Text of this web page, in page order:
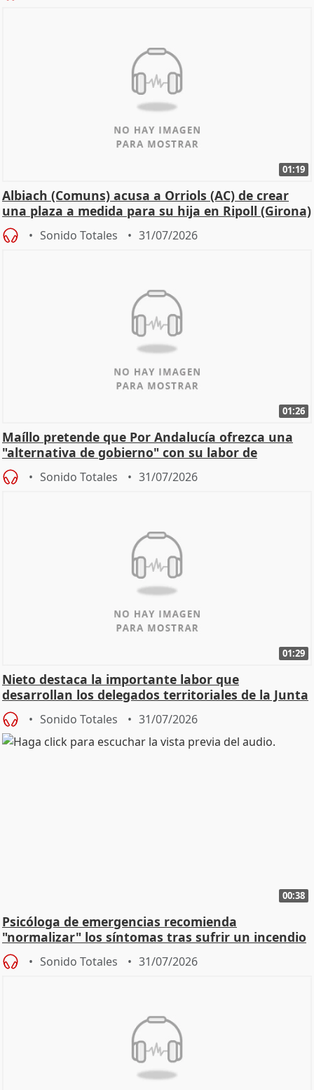
01:19
Albiach (Comuns) acusa a Orriols (AC) de crear
una plaza a medida para su hija en Ripoll (Girona)
Sonido Totales 31/07/2026
01:26
Maíllo pretende que Por Andalucía ofrezca una
"alternativa de gobierno" con su labor de
oposición
Sonido Totales 31/07/2026
01:29
Nieto destaca la importante labor que
desarrollan los delegados territoriales de la Junta
Sonido Totales 31/07/2026
00:38
Psicóloga de emergencias recomienda
"normalizar" los síntomas tras sufrir un incendio
Sonido Totales 31/07/2026